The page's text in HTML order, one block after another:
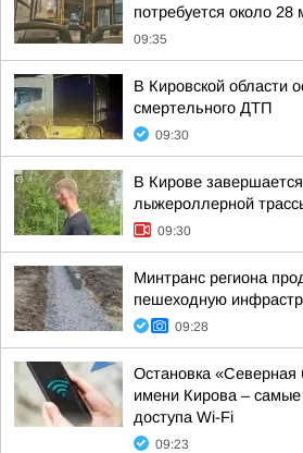
потребуется около 28
09:35
В Кировской области
смертельного ДТП
09:30
В Кирове
лыжероллерной
09:30
Минтранс региона
пешеходную
09:28
Остановка «Северная
имени Кирова –
доступа Wi-Fi
09:23